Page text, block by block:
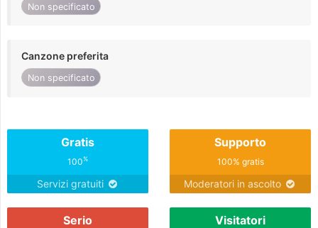
Non specificato
Canzone preferita
Non specificato
Gratis
100%
Servizi gratuiti
Supporto
100% gratis
Moderatori in ascolto
Serio Visitatori